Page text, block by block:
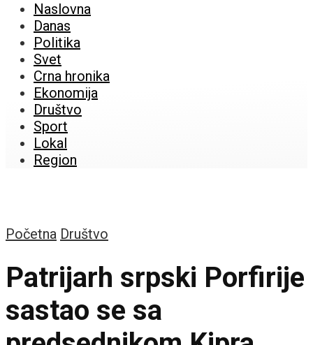
Naslovna
Danas
Politika
Svet
Crna hronika
Ekonomija
Društvo
Sport
Lokal
Region
Početna Društvo
Patrijarh srpski Porfirije
sastao se sa